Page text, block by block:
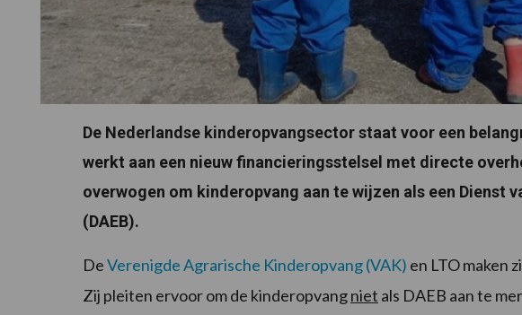
De Nederlandse kinderopvangsector staat voor een
werkt aan een nieuw financieringsstelsel met directe
overwogen om kinderopvang aan te wijzen als een Dienst
(DAEB).
DeVerenigde Agrarische Kinderopvang (VAK) en LTO maken
Zij pleiten ervoor om de kinderopvangniet als DAEB aan te